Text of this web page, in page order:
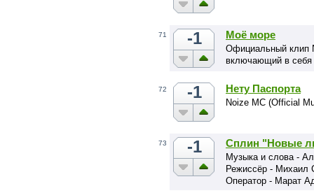
71 -1 Моё море
Официальный клип
включающий в
72 -1 Нету Паспорта
Noize MC (Official
73 -1 Сплин "Новые
Музыка и слова -
Режиссёр - Михаил
Оператор - Марат